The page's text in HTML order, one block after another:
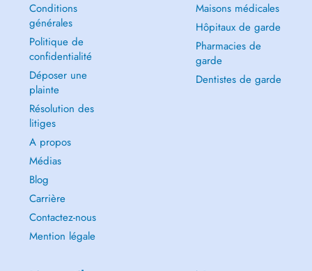
Conditions
générales
Politique de
confidentialité
Déposer une
plainte
Résolution des
litiges
A propos
Médias
Blog
Carrière
Contactez-nous
Mention légale
Maisons médicales
Hôpitaux de garde
Pharmacies de
garde
Dentistes de garde